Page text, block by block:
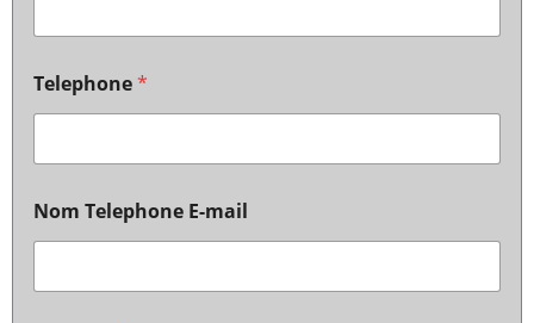
Telephone*
Nom Telephone E-mail